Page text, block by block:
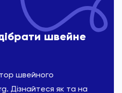
швейне
швейного
Дізнайтеся як та на